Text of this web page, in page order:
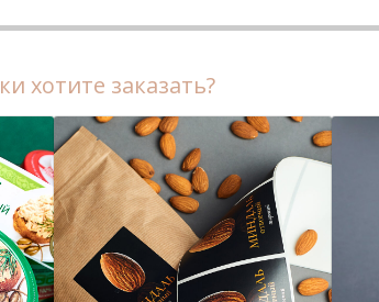
хотите заказать?